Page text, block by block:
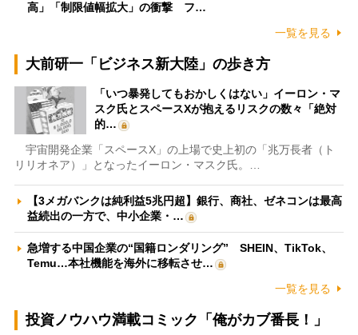
高」「制限値幅拡大」の衝撃 フ…
一覧を見る
大前研一「ビジネス新大陸」の歩き方
「いつ暴発してもおかしくはない」イーロン・マ
スク氏とスペースXが抱えるリスクの数々「絶対
的…
宇宙開発企業「スペースX」の上場で史上初の「兆万長者（ト
リリオネア）」となったイーロン・マスク氏。…
【3メガバンクは純利益5兆円超】銀行、商社、ゼネコンは最高
益続出の一方で、中小企業・…
急増する中国企業の“国籍ロンダリング” SHEIN、TikTok、
Temu…本社機能を海外に移転させ…
一覧を見る
投資ノウハウ満載コミック「俺がカブ番長！」